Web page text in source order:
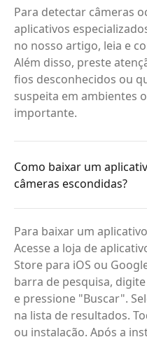
Para detectar câmeras
aplicativos
no nosso artigo, leia e
Além disso, preste
fios desconhecidos ou
suspeita em ambientes
importante.
Como baixar um
câmeras escondidas?
Para baixar um
Acesse a loja de
Store para iOS ou
barra de pesquisa,
e pressione "Buscar".
na lista de resultados.
ou instalação. Após a